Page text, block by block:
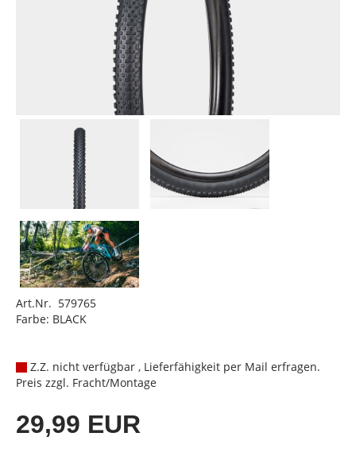
Art.Nr. 579765
Farbe: BLACK
Z.Z. nicht verfügbar , Lieferfähigkeit per Mail erfragen.
Preis zzgl. Fracht/Montage
29,99 EUR